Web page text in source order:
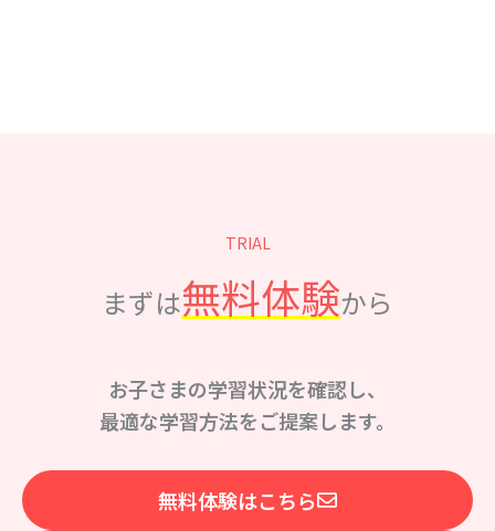
TRIAL
まずは無料体験から
お子さまの学習状況を確認し、
最適な学習方法をご提案します。
無料体験はこちら